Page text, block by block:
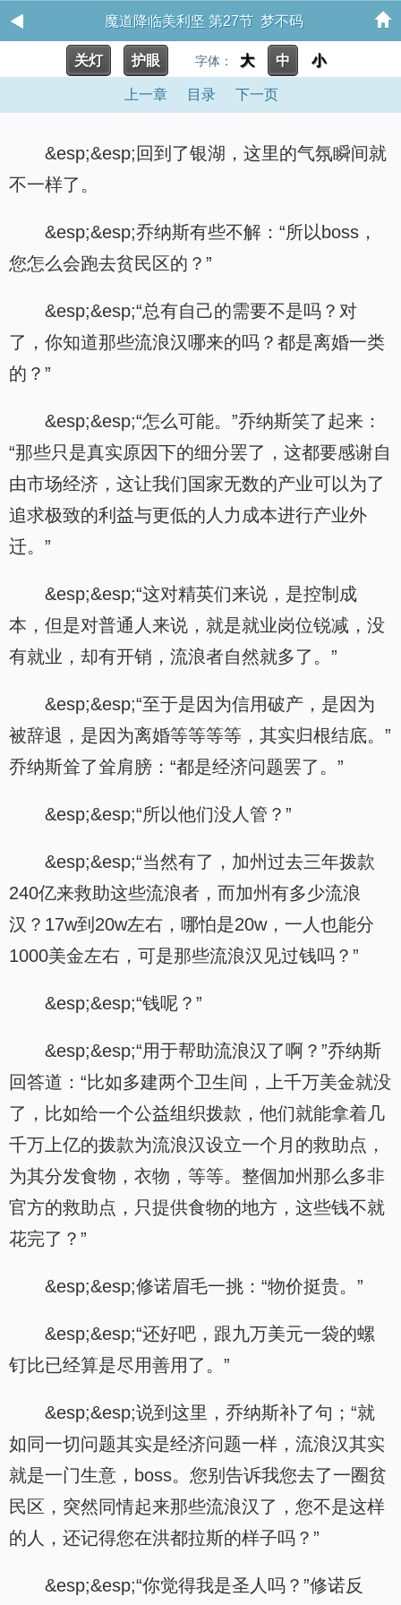
魔道降临美利坚 第27节 梦不码
关灯 护眼 字体： 大 中 小
上一章 目录 下一页
&esp;&esp;回到了银湖，这里的气氛瞬间就
不一样了。
&esp;&esp;乔纳斯有些不解：“所以boss，
您怎么会跑去贫民区的？”
&esp;&esp;“总有自己的需要不是吗？对
了，你知道那些流浪汉哪来的吗？都是离婚一类
的？”
&esp;&esp;“怎么可能。”乔纳斯笑了起来：
“那些只是真实原因下的细分罢了，这都要感谢自
由市场经济，这让我们国家无数的产业可以为了
追求极致的利益与更低的人力成本进行产业外
迁。”
&esp;&esp;“这对精英们来说，是控制成
本，但是对普通人来说，就是就业岗位锐减，没
有就业，却有开销，流浪者自然就多了。”
&esp;&esp;“至于是因为信用破产，是因为
被辞退，是因为离婚等等等等，其实归根结底。”
乔纳斯耸了耸肩膀：“都是经济问题罢了。”
&esp;&esp;“所以他们没人管？”
&esp;&esp;“当然有了，加州过去三年拨款
240亿来救助这些流浪者，而加州有多少流浪
汉？17w到20w左右，哪怕是20w，一人也能分
1000美金左右，可是那些流浪汉见过钱吗？”
&esp;&esp;“钱呢？”
&esp;&esp;“用于帮助流浪汉了啊？”乔纳斯
回答道：“比如多建两个卫生间，上千万美金就没
了，比如给一个公益组织拨款，他们就能拿着几
千万上亿的拨款为流浪汉设立一个月的救助点，
为其分发食物，衣物，等等。整個加州那么多非
官方的救助点，只提供食物的地方，这些钱不就
花完了？”
&esp;&esp;修诺眉毛一挑：“物价挺贵。”
&esp;&esp;“还好吧，跟九万美元一袋的螺
钉比已经算是尽用善用了。”
&esp;&esp;说到这里，乔纳斯补了句；“就
如同一切问题其实是经济问题一样，流浪汉其实
就是一门生意，boss。您别告诉我您去了一圈贫
民区，突然同情起来那些流浪汉了，您不是这样
的人，还记得您在洪都拉斯的样子吗？”
&esp;&esp;“你觉得我是圣人吗？”修诺反